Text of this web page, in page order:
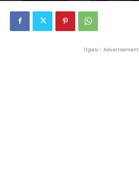
Oglasi - Advertisement